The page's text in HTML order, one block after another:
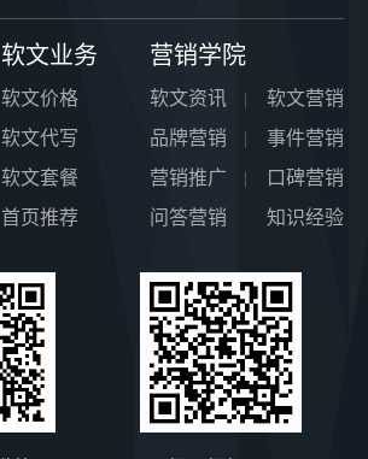
软文发稿网(www.ruanwen.com.c
n)自助投放软文平台了解到，标
题决定文章打开率，对新媒体人
来说已经再熟悉不过。一篇营销
内容多有价值，标题没起好的
话，一切等于零...
商铺软文怎么写，有哪些写作技巧可以运用？
软文发稿网(www.ruanwen.com.c
n)自助投放软文平台了解到，新
闻稿发布是企业品牌做好市场推
理或公关经理负责,是一项长期持
续性的营销工作,成功的新闻营销
可以提...
软文发稿网(www.ruanwen.com.c
n)自助投放软文平台了解到，随
着社会化不断进步，互联网时代
信息传播很广，软文在网络中作
2022-10-11
软文业务
软文价格
软文代写
软文套餐
首页推荐
营销学院
软文资讯
软文营销
品牌营销
事件营销
营销推广
口碑营销
问答营销
知识经验